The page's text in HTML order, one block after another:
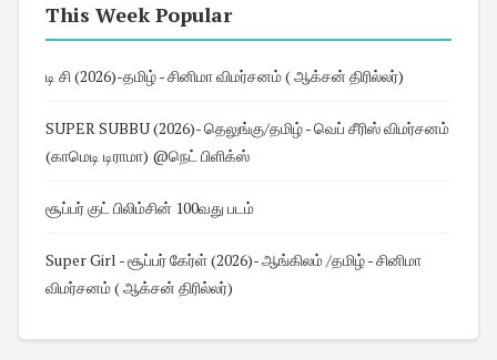
This Week Popular
டி சி (2026)-தமிழ் - சினிமா விமர்சனம் ( ஆக்சன் திரில்லர்)
SUPER SUBBU (2026)- தெலுங்கு/தமிழ் - வெப் சீரிஸ் விமர்சனம்
(காமெடி டிராமா) @நெட் பிளிக்ஸ்
சூப்பர் குட் பிலிம்சின் 100வது படம்
Super Girl - சூப்பர் கேர்ள் (2026)- ஆங்கிலம் /தமிழ் - சினிமா
விமர்சனம் ( ஆக்சன் திரில்லர்)